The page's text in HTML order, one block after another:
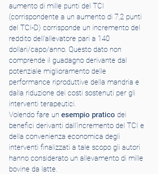
aumento di mille punti del TCI
(corrispondente a un aumento di 7,2 punti
del TCI-D) corrisponde un incremento del
reddito dell’allevatore pari a 140
dollari/capo/anno. Questo dato non
comprende il guadagno derivante dal
potenziale miglioramento delle
performance riproduttive della mandria e
dalla riduzione dei costi sostenuti per gli
interventi terapeutici.
Volendo fare un esempio pratico dei
benefici derivanti dall’incremento del TCI e
della convenienza economica degli
interventi finalizzati a tale scopo gli autori
hanno considerato un allevamento di mille
bovine da latte.